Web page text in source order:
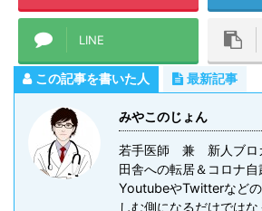
LINE
この記事を書いた人 最新記事
みやこのじょん
若手医師 兼 新人ブロ
田舎への転居＆コロナ自
YoutubeやTwitterなど
しむ側になるだけでは